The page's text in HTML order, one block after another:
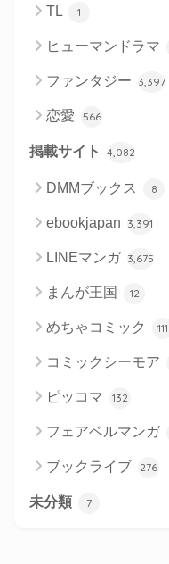
TL 1
ヒューマンドラマ
ファンタジー 3,397
恋愛 566
掲載サイト 4,082
DMMブックス 8
ebookjapan 3,391
LINEマンガ 3,675
まんが王国 12
めちゃコミック 111
コミックシーモア
ピッコマ 132
フェアベルマンガ
ブックライブ 276
未分類 7